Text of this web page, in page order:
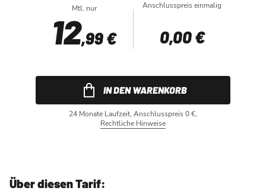
Mtl. nur
12,99 €
Anschlusspreis einmalig
0,00 €
IN DEN WARENKORB
24 Monate Laufzeit, Anschlusspreis 0 €,
Rechtliche Hinweise
Über diesen Tarif: